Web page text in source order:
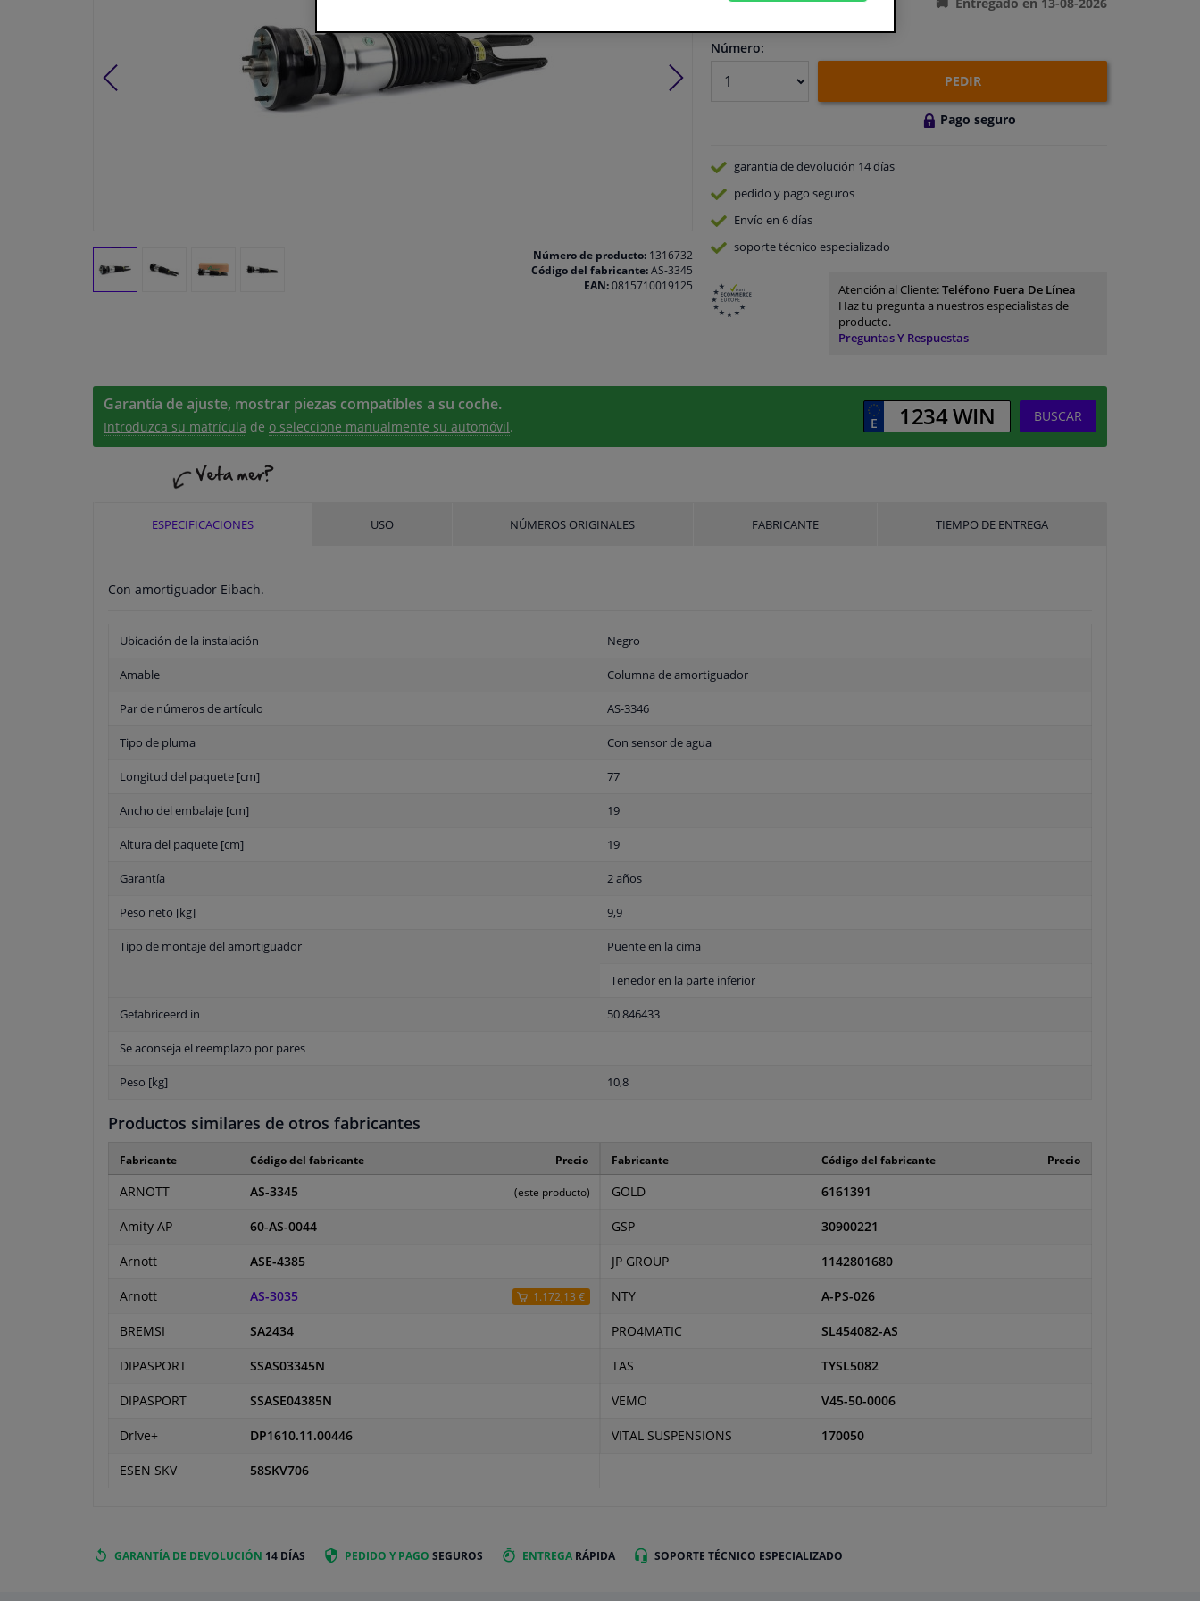
Número de producto:1316732
Código del fabricante:AS-3345
EAN:0815710019125
Número:
PEDIR
Pago seguro
garantía de devolución 14 días
pedido y pago seguros
Envío en 6 días
soporte técnico especializado
Atención al Cliente:Teléfono Fuera De Línea
Haz tu pregunta a nuestros especialistas de
producto.
Preguntas Y Respuestas
Garantía de ajuste, mostrar piezas compatibles a su coche.
Introduzca su matrícula de o seleccione manualmente su automóvil.
BUSCAR
ESPECIFICACIONES USO NÚMEROS ORIGINALES FABRICANTE TIEMPO DE ENTREGA
Con amortiguador Eibach.
Ubicación de la instalación Negro
Amable Columna de amortiguador
Par de números de artículo AS-3346
Tipo de pluma Con sensor de agua
Longitud del paquete [cm] 77
Ancho del embalaje [cm] 19
Altura del paquete [cm] 19
Garantía 2 años
Peso neto [kg] 9,9
Tipo de montaje del amortiguador Puente en la cima
Tenedor en la parte inferior
Gefabriceerd in 50 846433
Se aconseja el reemplazo por pares
Peso [kg] 10,8
Productos similares de otros fabricantes
Fabricante Código del fabricante Precio
ARNOTT AS-3345 (este producto)
Amity AP 60-AS-0044
Arnott ASE-4385
Arnott AS-3035 1.172,13 €
BREMSI SA2434
DIPASPORT SSAS03345N
DIPASPORT SSASE04385N
Dr!ve+ DP1610.11.00446
ESEN SKV 58SKV706
Fabricante Código del fabricante Precio
GOLD 6161391
GSP 30900221
JP GROUP 1142801680
NTY A-PS-026
PRO4MATIC SL454082-AS
TAS TYSL5082
VEMO V45-50-0006
VITAL SUSPENSIONS 170050
GARANTÍA DE DEVOLUCIÓN 14 DÍAS PEDIDO Y PAGO SEGUROS ENTREGA RÁPIDA SOPORTE TÉCNICO ESPECIALIZADO